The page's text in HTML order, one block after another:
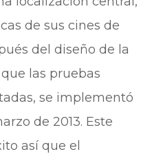
de sus cines de
del diseño de la
las pruebas
se implementó
de 2013. Este
así que el